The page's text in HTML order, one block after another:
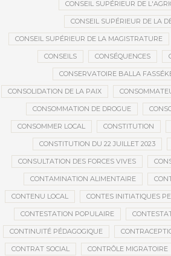
CONSEIL SUPÉRIEUR DE
CONSEIL SUPÉRIEUR DE LA
CONSEIL SUPÉRIEUR DE LA MAGISTRATURE
CONSEILS CONSÉQUENCES
CONSERVATOIRE BALLA
CONSOLIDATION DE LA PAIX
CONSOMMATION DE DROGUE
CONSOMMER LOCAL CONSTITUTION
CONSTITUTION DU 22 JUILLET 2023
CONSULTATION DES FORCES VIVES
CONTAMINATION ALIMENTAIRE
CONTENU LOCAL CONTES INITIATIQUES
CONTESTATION POPULAIRE
CONTINUITÉ PÉDAGOGIQUE
CONTRAT SOCIAL CONTRÔLE MIGRATOIRE